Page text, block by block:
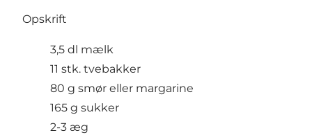
Opskrift
3,5 dl mælk
11 stk. tvebakker
80 g smør eller margarine
165 g sukker
2-3 æg